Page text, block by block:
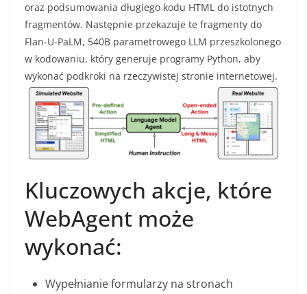
oraz podsumowania długiego kodu HTML do istotnych
fragmentów. Następnie przekazuje te fragmenty do
Flan-U-PaLM, 540B parametrowego LLM przeszkolonego
w kodowaniu, który generuje programy Python, aby
wykonać podkroki na rzeczywistej stronie internetowej.
Kluczowych akcje, które
WebAgent może
wykonać:
Wypełnianie formularzy na stronach